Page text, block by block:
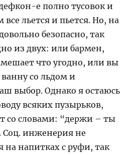
е полно тусовок и
все льется и пьется. Но, на
безопасно, так
из двух: или бармен,
что угодно, или вы
со льдом и
выбор. Однако я остаюсь
всяких пузырьков,
со словами: “держи – ты
Соц. инженерия не
на напитках с руфи, так